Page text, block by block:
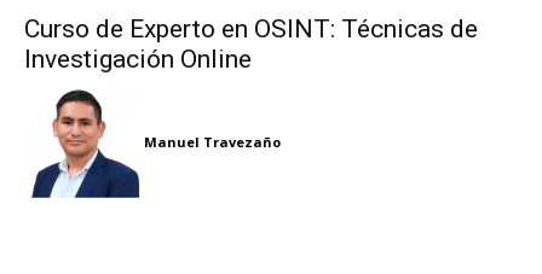
Curso de Experto en OSINT: Técnicas de
Investigación Online
Manuel Travezaño